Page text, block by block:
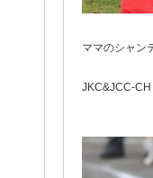
ママのシャン
JKC&JCC-CH